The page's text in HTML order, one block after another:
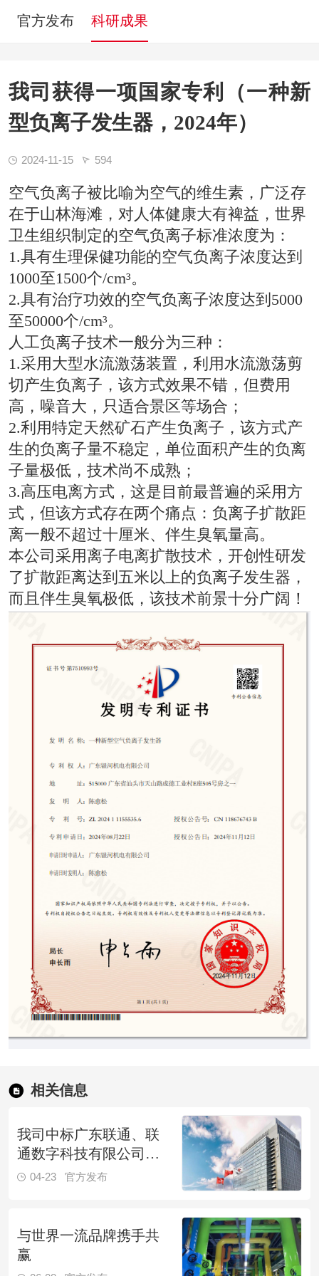
官方发布 科研成果
我司获得一项国家专利（一种新
型负离子发生器，2024年）
2024-11-15 594
空气负离子被比喻为空气的维生素，广泛存
在于山林海滩，对人体健康大有裨益，世界
卫生组织制定的空气负离子标准浓度为：
1.具有生理保健功能的空气负离子浓度达到
1000至1500个/cm³。
2.具有治疗功效的空气负离子浓度达到5000
至50000个/cm³。
人工负离子技术一般分为三种：
1.采用大型水流激荡装置，利用水流激荡剪
切产生负离子，该方式效果不错，但费用
高，噪音大，只适合景区等场合；
2.利用特定天然矿石产生负离子，该方式产
生的负离子量不稳定，单位面积产生的负离
子量极低，技术尚不成熟；
3.高压电离方式，这是目前最普遍的采用方
式，但该方式存在两个痛点：负离子扩散距
离一般不超过十厘米、伴生臭氧量高。
本公司采用离子电离扩散技术，开创性研发
了扩散距离达到五米以上的负离子发生器，
而且伴生臭氧极低，该技术前景十分广阔！
相关信息
我司中标广东联通、联
通数字科技有限公司广
东省分公司、广东产互-
次）入库供应商
04-23 官方发布
与世界一流品牌携手共
赢